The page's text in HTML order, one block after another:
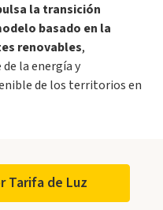
la transición
basado en la
renovables,
la energía y
de los territorios en
Tarifa de Luz